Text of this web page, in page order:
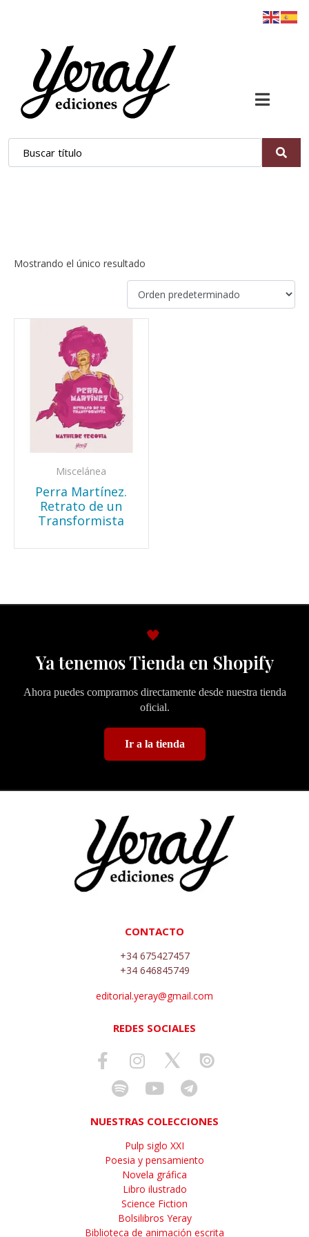
Mostrando el único resultado
Miscelánea
Perra Martínez.
Retrato de un
Transformista
🖤
Ya tenemos Tienda en Shopify
Ahora puedes comprarnos directamente desde nuestra tienda
oficial.
Ir a la tienda
CONTACTO
+34 675427457
+34 646845749
editorial.yeray@gmail.com
REDES SOCIALES
NUESTRAS COLECCIONES
Pulp siglo XXI
Poesia y pensamiento
Novela gráfica
Libro ilustrado
Science Fiction
Bolsilibros Yeray
Biblioteca de animación escrita